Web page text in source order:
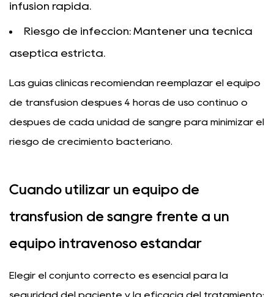
infusión rápida.
Riesgo de infección: Mantener una técnica
aséptica estricta.
Las guías clínicas recomiendan reemplazar el equipo
de transfusión después 4 horas de uso continuo o
después de cada unidad de sangre para minimizar el
riesgo de crecimiento bacteriano.
Cuándo utilizar un equipo de
transfusión de sangre frente a un
equipo intravenoso estándar
Elegir el conjunto correcto es esencial para la
seguridad del paciente y la eficacia del tratamiento: